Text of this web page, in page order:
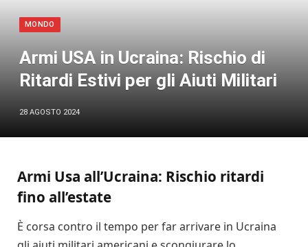
MONDO
Armi USA in Ucraina: Rischio di
Ritardi Estivi per gli Aiuti Militari
28 AGOSTO 2024
Armi Usa all’Ucraina: Rischio ritardi
fino all’estate
È corsa contro il tempo per far arrivare in Ucraina